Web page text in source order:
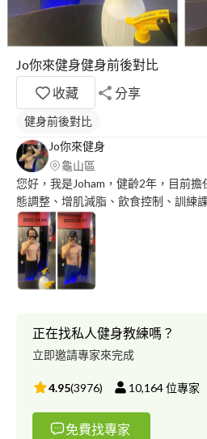
Jo你來健身健身前後對比
收藏
分享
健身前後對比
Jo你來健身
龜山區
您好，我是Joham，健齡2年，目前
態調整、增肌減脂、飲食控制、訓練
多人找回健康的身體，希望能和大家一
正在找私人健身教練嗎？
立即邀請專家來完成
4.95(3976) 10,164位專家
免費找專家